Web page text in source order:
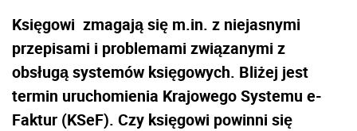
Księgowi zmagają się m.in. z niejasnymi
przepisami i problemami związanymi z
obsługą systemów księgowych. Bliżej jest
termin uruchomienia Krajowego Systemu e-
Faktur (KSeF). Czy księgowi powinni się